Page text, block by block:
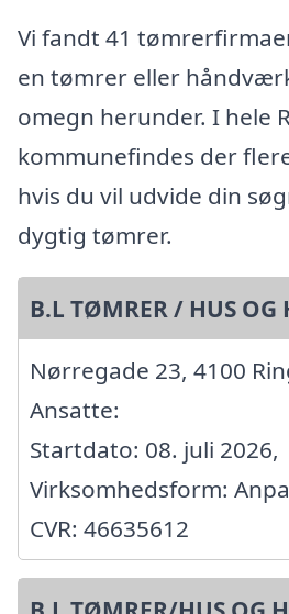
Vi fandt 41
en tømrer eller
omegn herunder. I hele
kommunefindes der
hvis du vil udvide din
dygtig tømrer.
B.L TØMRER / HUS OG
Nørregade 23, 4100
Ansatte:
Startdato: 08. juli 2026,
Virksomhedsform:
CVR: 46635612